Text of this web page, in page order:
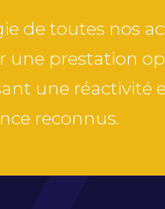
de toutes nos
une prestation
une réactivité
reconnus.